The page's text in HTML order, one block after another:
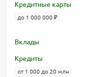
Кредитные карты
до 1 000 000 ₽
Вклады
Кредиты
от 1 000 до 20 млн